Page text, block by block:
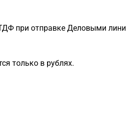
при отправке Деловыми
только в рублях.